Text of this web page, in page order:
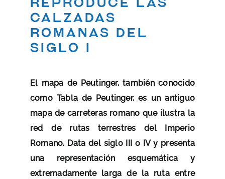
calzadas
romanas del
siglo I
El mapa de Peutinger, también conocido
como Tabla de Peutinger, es un antiguo
mapa de carreteras romano que ilustra la
red de rutas terrestres del Imperio
Romano. Data del siglo III o IV y presenta
una representación esquemática y
extremadamente larga de la ruta entre